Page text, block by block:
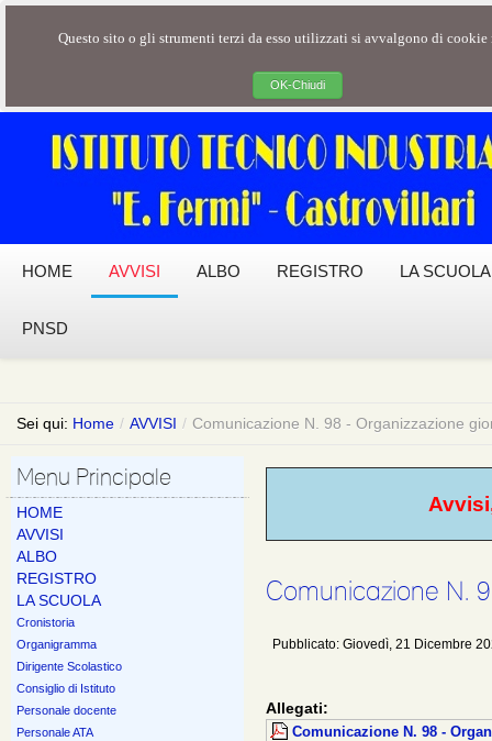
Questo sito o gli strumenti terzi da esso utilizzati si avvalgono di
OK-Chiudi
HOME AVVISI ALBO REGISTRO LA SCUOLA
PNSD
Sei qui: Home / AVVISI / Comunicazione N. 98 - Organizzazione
Menu Principale
HOME
AVVISI
ALBO
REGISTRO
LA SCUOLA
Cronistoria
Organigramma
Dirigente Scolastico
Consiglio di Istituto
Personale docente
Personale ATA
Comunicazione N.
Pubblicato: Giovedì, 21 Dicembre
Allegati:
Comunicazione N. 98 -